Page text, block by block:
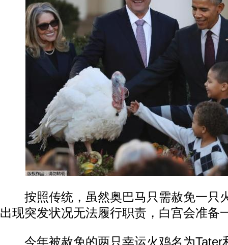
按照传统，虽然奥巴马只需赦免一只
出现突发状况无法履行职责，白宫会准备
今年被赦免的两只幸运火鸡名为Tater
动物系恋人啊 | 钟欣潼体验爱情哲学 南